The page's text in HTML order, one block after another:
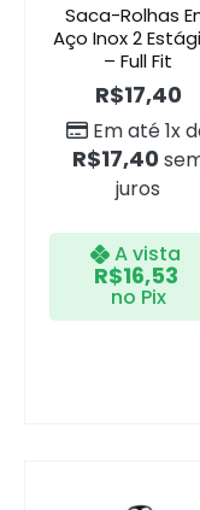
Saca-Rolhas
Aço Inox 2
– Full Fit
R$17,40
Em até 1x
R$17,40
juros
A vista
R$16,53
no Pix